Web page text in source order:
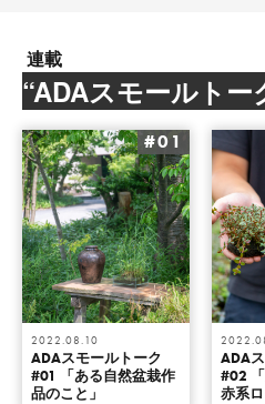
連載
“ADAスモールトー
#01
2022.08.10
ADAスモールトーク
#01 「ある自然盆栽作
品のこと」
ADA
#02
赤系ロ